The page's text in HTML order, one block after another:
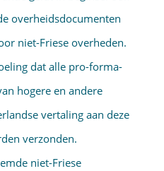
overheidsdocumenten
niet-Friese overheden.
dat alle pro-forma-
hogere en andere
vertaling aan deze
verzonden.
niet-Friese